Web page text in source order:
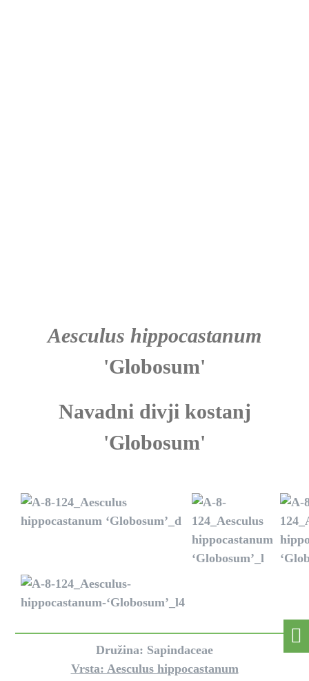
Aesculus hippocastanum
'Globosum'
Navadni divji kostanj
'Globosum'
Družina: Sapindaceae
Vrsta: Aesculus hippocastanum